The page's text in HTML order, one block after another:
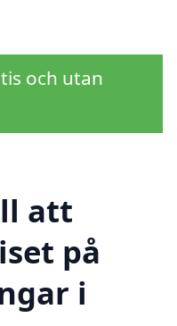
och utan
att
på
i